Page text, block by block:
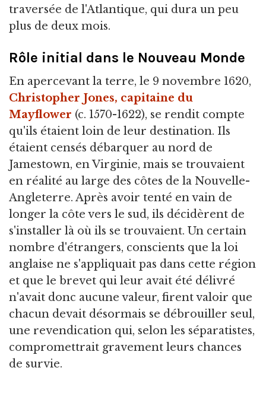
traversée de l'Atlantique, qui dura un peu
plus de deux mois.
Rôle initial dans le Nouveau Monde
En apercevant la terre, le 9 novembre 1620,
Christopher Jones, capitaine du
Mayflower (c. 1570-1622), se rendit compte
qu'ils étaient loin de leur destination. Ils
étaient censés débarquer au nord de
Jamestown, en Virginie, mais se trouvaient
en réalité au large des côtes de la Nouvelle-
Angleterre. Après avoir tenté en vain de
longer la côte vers le sud, ils décidèrent de
s'installer là où ils se trouvaient. Un certain
nombre d'étrangers, conscients que la loi
anglaise ne s'appliquait pas dans cette région
et que le brevet qui leur avait été délivré
n'avait donc aucune valeur, firent valoir que
chacun devait désormais se débrouiller seul,
une revendication qui, selon les séparatistes,
compromettrait gravement leurs chances
de survie.